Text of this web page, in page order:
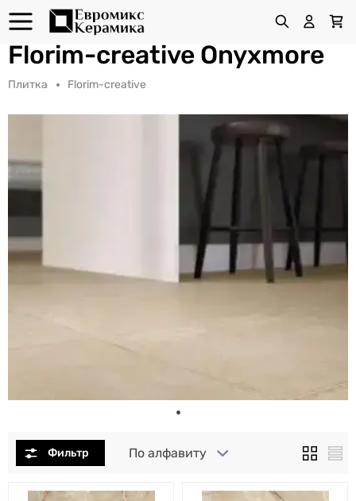
Florim-creative Onyxmore
Плитка Florim-creative
По алфавиту